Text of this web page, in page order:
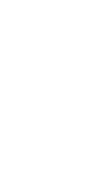
NERATAT